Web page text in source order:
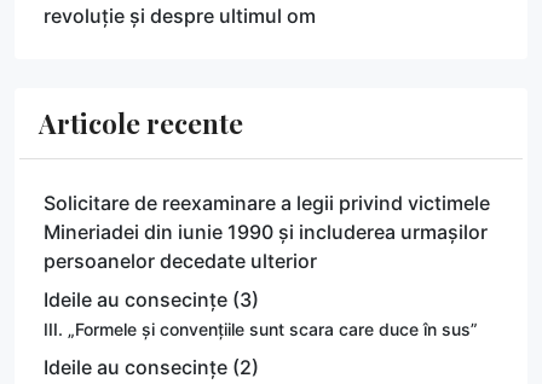
revoluție și despre ultimul om
Articole recente
Solicitare de reexaminare a legii privind victimele
Mineriadei din iunie 1990 și includerea urmașilor
persoanelor decedate ulterior
Ideile au consecințe (3)
III. „Formele și convențiile sunt scara care duce în sus”
Ideile au consecințe (2)